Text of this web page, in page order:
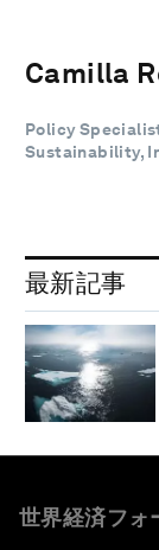
Camilla
Policy
Sustainability,
最新記事
世界経済フォ